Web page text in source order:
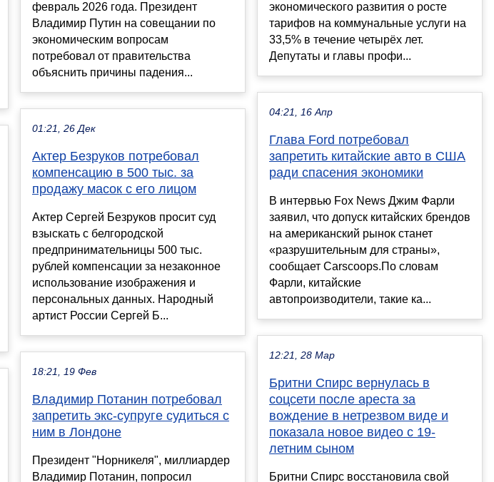
февраль 2026 года. Президент
Владимир Путин на совещании по
экономическим вопросам
потребовал от правительства
объяснить причины падения...
01:21, 26 Дек
Актер Безруков потребовал
компенсацию в 500 тыс. за
продажу масок с его лицом
Актер Сергей Безруков просит суд
взыскать с белгородской
предпринимательницы 500 тыс.
рублей компенсации за незаконное
использование изображения и
персональных данных. Народный
артист России Сергей Б...
18:21, 19 Фев
Владимир Потанин потребовал
запретить экс-супруге судиться с
ним в Лондоне
Президент "Норникеля", миллиардер
Владимир Потанин, попросил
экономического развития о росте
тарифов на коммунальные услуги на
33,5% в течение четырёх лет.
Депутаты и главы профи...
04:21, 16 Апр
Глава Ford потребовал
запретить китайские авто в США
ради спасения экономики
В интервью Fox News Джим Фарли
заявил, что допуск китайских брендов
на американский рынок станет
«разрушительным для страны»,
сообщает Carscoops.По словам
Фарли, китайские
автопроизводители, такие ка...
12:21, 28 Мар
Бритни Спирс вернулась в
соцсети после ареста за
вождение в нетрезвом виде и
показала новое видео с 19-
летним сыном
Бритни Спирс восстановила свой